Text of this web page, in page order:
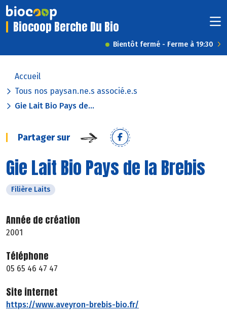
Biocoop Berche Du Bio
Bientôt fermé - Ferme à 19:30
Accueil
Tous nos paysan.ne.s associé.e.s
Gie Lait Bio Pays de...
Partager sur
Gie Lait Bio Pays de la Brebis
Filière Laits
Année de création
2001
Téléphone
05 65 46 47 47
Site internet
https://www.aveyron-brebis-bio.fr/